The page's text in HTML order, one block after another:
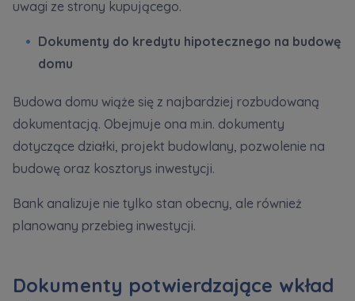
Administratora.
Dane o aktywności na naszej stronie mogą być
także udostępniane
Twoje dane są współadministrowane przez
spółki z Grupy Kapitałowej Murapol
. Więcej o
tym jak przetwarzamy dane, wykorzystujemy
cookies i jakie przysługują Ci prawa znajdziesz
wPolityce prywatności.
uwagi ze strony kupującego.
Dokumenty do kredytu hipotecznego na budowę
domu
Budowa domu wiąże się z najbardziej rozbudowaną
dokumentacją. Obejmuje ona m.in. dokumenty
dotyczące działki, projekt budowlany, pozwolenie na
budowę oraz kosztorys inwestycji.
Bank analizuje nie tylko stan obecny, ale również
planowany przebieg inwestycji.
Dokumenty potwierdzające wkład